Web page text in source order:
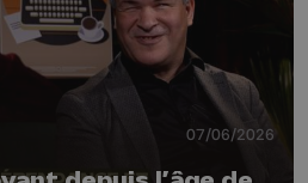
07/06/2026